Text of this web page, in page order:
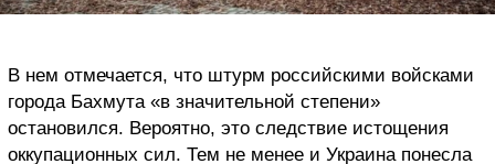
В нем отмечается, что штурм российскими войсками
города Бахмута «в значительной степени»
остановился. Вероятно, это следствие истощения
оккупационных сил. Тем не менее и Украина понесла